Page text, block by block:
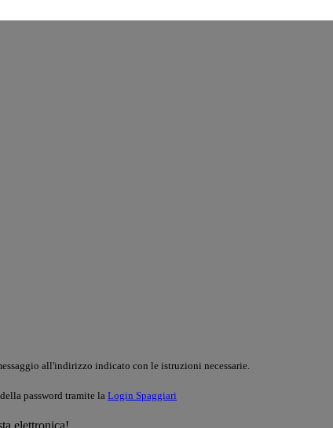
all'indirizzo indicato con le istruzioni necessarie.
password tramite la Login Spaggiari